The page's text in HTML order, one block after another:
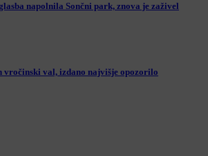
napolnila Sončni park, znova je zaživel
vročinski val, izdano najvišje opozorilo